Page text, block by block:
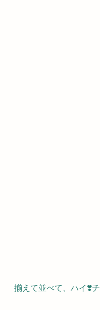
揃えて並べて、ハイ❣️